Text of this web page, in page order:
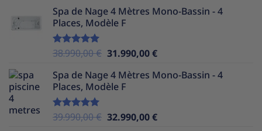
initial
était :
actuel
Spa de Nage 4 Mètres Mono-Bassin - 4
Places, Modèle F
Note5.00
38.990,00€ Le
initial
était :
31.990,00€Le
actuel
Spa de Nage 4 Mètres Mono-Bassin - 4
Places, Modèle F
Note5.00
39.990,00€ Le
32.990,00€Le